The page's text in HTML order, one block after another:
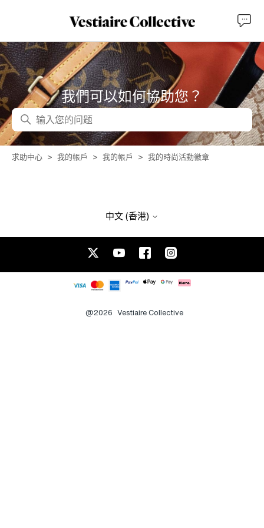
我們可以如何協助您？
搜尋
求助中心 我的帳戶 我的帳戶 我的時尚活動徽章
中文 (香港)
@2026 Vestiaire Collective